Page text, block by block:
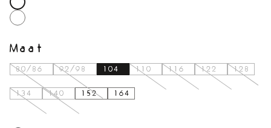
Maat
80/86 92/98 104 110 116 122 128
134 140 152 164